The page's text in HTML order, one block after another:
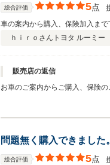
総合評価 5点
車の案内から購入、保険加入ま
ｈｉｒｏさん トヨタ ルーミー
販売店の返信
お車のご案内からご購入、保険
問題無く購入できました。
総合評価 5点